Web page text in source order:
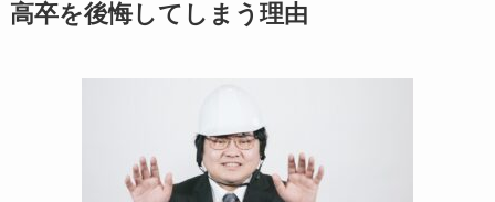
高卒を後悔してしまう理由